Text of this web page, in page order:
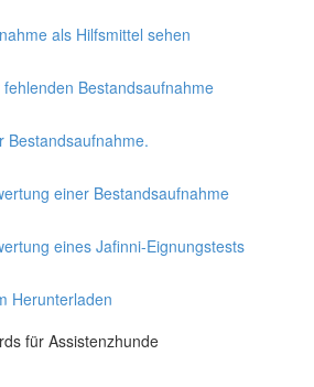
als Hilfsmittel sehen
Bestandsaufnahme
Bestandsaufnahme.
einer Bestandsaufnahme
eines Jafinni-Eignungstests
Herunterladen
für Assistenzhunde